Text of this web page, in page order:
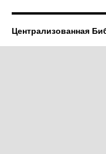
Централизованная